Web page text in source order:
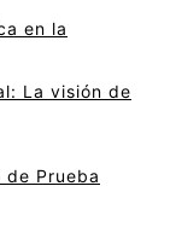
en la
La visión de
Prueba